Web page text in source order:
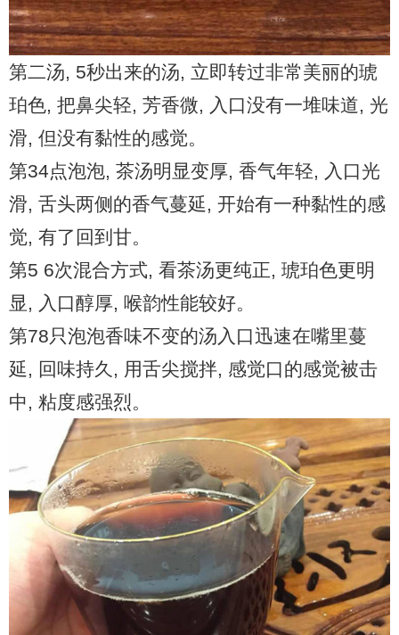
第二汤, 5秒出来的汤, 立即转过非常美丽的琥
珀色, 把鼻尖轻, 芳香微, 入口没有一堆味道, 光
滑, 但没有黏性的感觉。
第34点泡泡, 茶汤明显变厚, 香气年轻, 入口光
滑, 舌头两侧的香气蔓延, 开始有一种黏性的感
觉, 有了回到甘。
第5 6次混合方式, 看茶汤更纯正, 琥珀色更明
显, 入口醇厚, 喉韵性能较好。
第78只泡泡香味不变的汤入口迅速在嘴里蔓
延, 回味持久, 用舌尖搅拌, 感觉口的感觉被击
中, 粘度感强烈。